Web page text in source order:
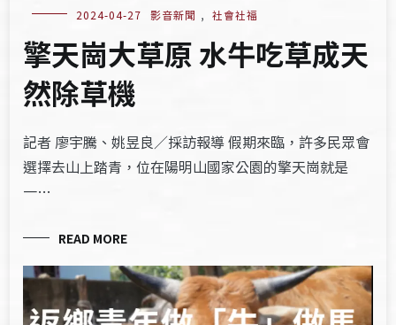
2024-04-27 影音新聞 , 社會社福
擎天崗大草原 水牛吃草成天
然除草機
記者 廖宇騰、姚昱良／採訪報導 假期來臨，許多民眾會
選擇去山上踏青，位在陽明山國家公園的擎天崗就是
一…
READ MORE